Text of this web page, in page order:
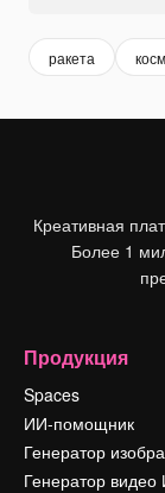
ракета
Креативная
Более 1
Продукция
Spaces
ИИ-помощник
Генератор
Генератор видео